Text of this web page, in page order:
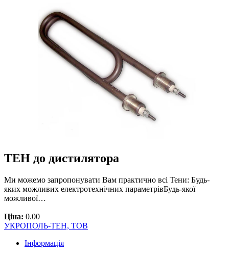
ТЕН до дистилятора
Ми можемо запропонувати Вам практично всі Тени: Будь-
яких можливих електротехнічних параметрівБудь-якої
можливої…
Ціна: 0.00
УКРОПОЛЬ-ТЕН, ТОВ
Інформація